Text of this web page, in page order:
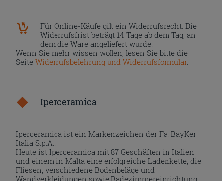
Für Online-Käufe gilt ein Widerrufsrecht. Die
Widerrufsfrist beträgt 14 Tage ab dem Tag, an
dem die Ware angeliefert wurde.
Wenn Sie mehr wissen wollen, lesen Sie bitte die
SeiteWiderrufsbelehrung und Widerrufsformular.
Iperceramica
Iperceramica ist ein Markenzeichen der Fa. BayKer
Italia S.p.A..
Heute ist Iperceramica mit 87 Geschäften in Italien
und einem in Malta eine erfolgreiche Ladenkette, die
Fliesen, verschiedene Bodenbeläge und
Wandverkleidungen sowie Badezimmereinrichtung